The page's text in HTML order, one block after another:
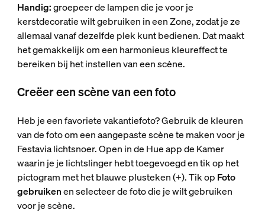
Handig:groepeer de lampen die je voor je
kerstdecoratie wilt gebruiken in een Zone, zodat je ze
allemaal vanaf dezelfde plek kunt bedienen. Dat maakt
het gemakkelijk om een harmonieus kleureffect te
bereiken bij het instellen van een scène.
Creëer een scène van een foto
Heb je een favoriete vakantiefoto? Gebruik de kleuren
van de foto om een aangepaste scène te maken voor je
Festavia lichtsnoer. Open in de Hue app de Kamer
waarin je je lichtslinger hebt toegevoegd en tik op het
pictogram met het blauwe plusteken (+). Tik op Foto
gebruikenen selecteer de foto die je wilt gebruiken
voor je scène.